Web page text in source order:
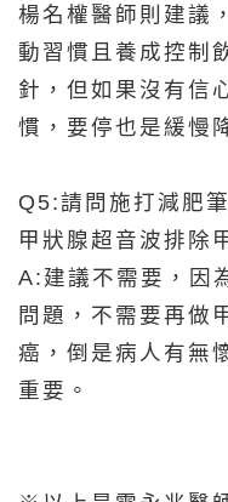
楊名權醫師則建議
動習慣且養成控制
針，但如果沒有信
慣，要停也是緩慢
Q5:請問施打減肥
甲狀腺超音波排除
A:建議不需要，因
問題，不需要再做
癌，倒是病人有無
重要。